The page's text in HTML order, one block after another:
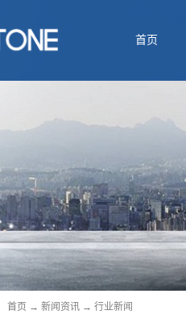
首页
首页 → 新闻资讯 → 行业新闻